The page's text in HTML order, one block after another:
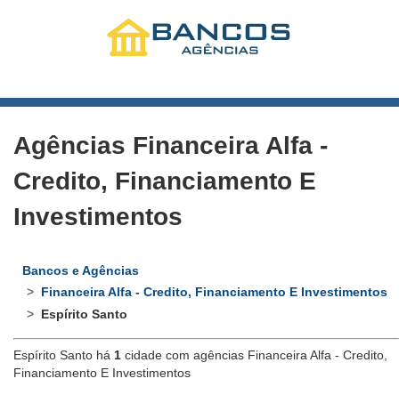
Agências Financeira Alfa -
Credito, Financiamento E
Investimentos
Bancos e Agências
Financeira Alfa - Credito, Financiamento E Investimentos
Espírito Santo
Espírito Santo há 1 cidade com agências Financeira Alfa - Credito,
Financiamento E Investimentos